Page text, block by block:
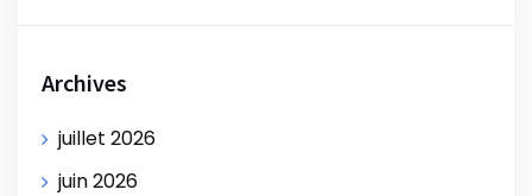
Archives
juillet 2026
juin 2026